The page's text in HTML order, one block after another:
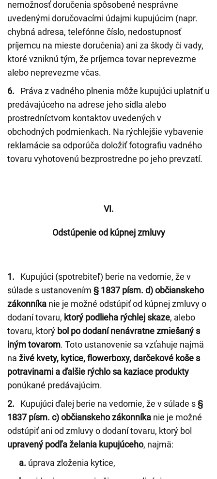
nemožnosť doručenia spôsobené nesprávne
uvedenými doručovacími údajmi kupujúcim (napr.
chybná adresa, telefónne číslo, nedostupnosť
príjemcu na mieste doručenia) ani za škody či vady,
ktoré vzniknú tým, že príjemca tovar neprevezme
alebo neprevezme včas.
6. Práva z vadného plnenia môže kupujúci uplatniť u
predávajúceho na adrese jeho sídla alebo
prostredníctvom kontaktov uvedených v
obchodných podmienkach. Na rýchlejšie vybavenie
reklamácie sa odporúča doložiť fotografiu vadného
tovaru vyhotovenú bezprostredne po jeho prevzatí.
VI.
Odstúpenie od kúpnej zmluvy
1.
Kupujúci (spotrebiteľ) berie na vedomie, že v
súlade s ustanovením § 1837 písm. d) občianskeho
zákonníka nie je možné odstúpiť od kúpnej zmluvy o
dodaní tovaru, ktorý podlieha rýchlej skaze, alebo
tovaru, ktorý bol po dodaní nenávratne zmiešaný s
iným tovarom. Toto ustanovenie sa vzťahuje najmä
na živé kvety, kytice, flowerboxy, darčekové koše s
potravinami a ďalšie rýchlo sa kaziace produkty
ponúkané predávajúcim.
2. Kupujúci ďalej berie na vedomie, že v súlade s§
1837 písm. c) občianskeho zákonníka nie je možné
odstúpiť ani od zmluvy o dodaní tovaru, ktorý bol
upravený podľa želania kupujúceho, najmä:
a. úprava zloženia kytice,